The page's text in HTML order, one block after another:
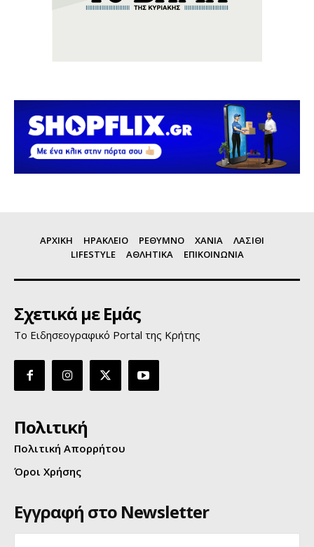
ΑΡΧΙΚΗ ΗΡΑΚΛΕΙΟ ΡΕΘΥΜΝΟ ΧΑΝΙΑ
ΛΑΣΙΘΙ
LIFESTYLE
ΑΘΛΗΤΙΚΑ ΕΠΙΚΟΙΝΩΝΙΑ
Σχετικά με Εμάς
Το Ειδησεογραφικό Portal της Κρήτης
Πολιτική
Πολιτική Απορρήτου
Όροι Χρήσης
Εγγραφή στο Newsletter